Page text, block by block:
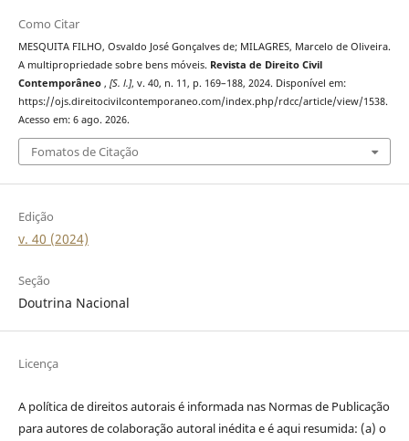
Como Citar
MESQUITA FILHO, Osvaldo José Gonçalves de; MILAGRES, Marcelo de Oliveira.
A multipropriedade sobre bens móveis. Revista de Direito Civil
Contemporâneo , [S. l.], v. 40, n. 11, p. 169–188, 2024. Disponível em:
https://ojs.direitocivilcontemporaneo.com/index.php/rdcc/article/view/1538.
Acesso em: 6 ago. 2026.
Fomatos de Citação
Edição
v. 40 (2024)
Seção
Doutrina Nacional
Licença
A política de direitos autorais é informada nas Normas de Publicação
para autores de colaboração autoral inédita e é aqui resumida: (a) o